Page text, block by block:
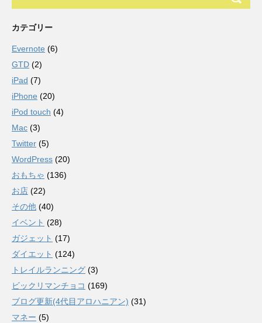
カテゴリー
Evernote (6)
GTD (2)
iPad (7)
iPhone (20)
iPod touch (4)
Mac (3)
Twitter (5)
WordPress (20)
おもちゃ (136)
お店 (22)
その他 (40)
イベント (28)
ガジェット (17)
ダイエット (124)
トレイルランニング (3)
ビックリマンチョコ (169)
ブログ更新(4代目アロハニアン) (31)
マネー (5)